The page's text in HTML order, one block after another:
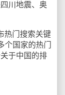
川地震、奥
门搜索关键
国家的热门
于中国的排